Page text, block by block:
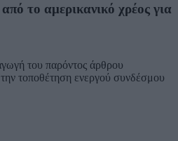
το αμερικανικό χρέος για
του παρόντος άρθρου
την τοποθέτηση ενεργού συνδέσμου